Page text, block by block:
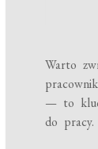
Warto
— to
do pracy.